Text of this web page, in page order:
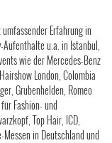
Erfahrung in
u.a. in Istanbul,
wie der Mercedes-Benz
London, Colombia
Grubenhelden, Romeo
Fashion- und
Top Hair, ICD,
in Deutschland und